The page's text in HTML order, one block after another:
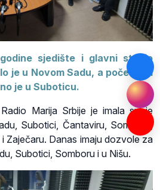
sjedište i glavni studio
je u Novom Sadu, a početkom
je u Suboticu.
Marija Srbije je imala svoje
Subotici, Čantaviru, Somboru,
Zaječaru. Danas imaju dozvole za
Subotici, Somboru i u Nišu.